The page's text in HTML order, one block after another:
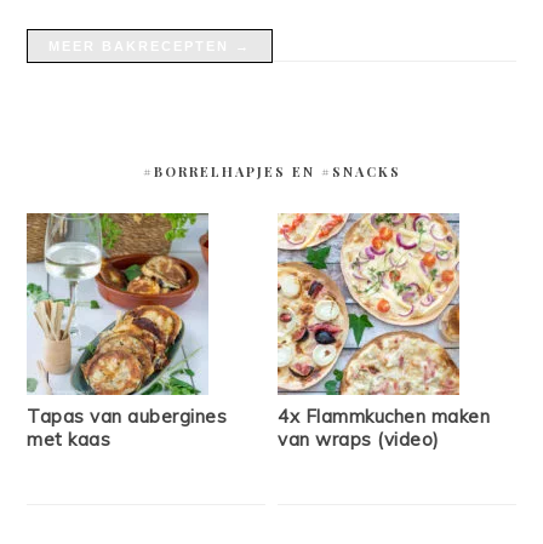
#BORRELHAPJES EN #SNACKS
Tapas van aubergines
met kaas
4x Flammkuchen maken
van wraps (video)